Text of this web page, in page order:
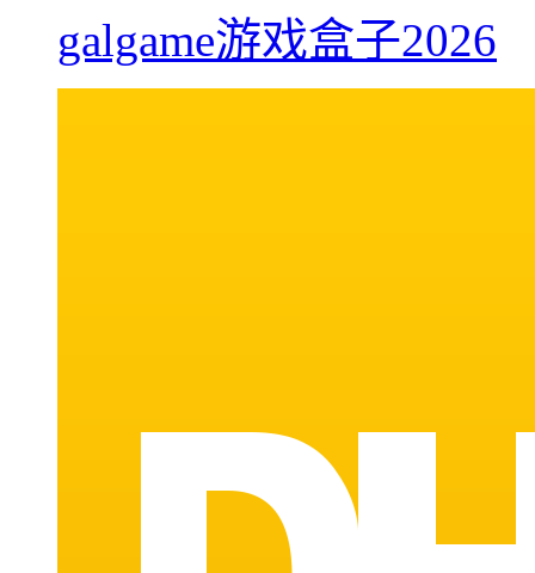
galgame游戏盒子2026